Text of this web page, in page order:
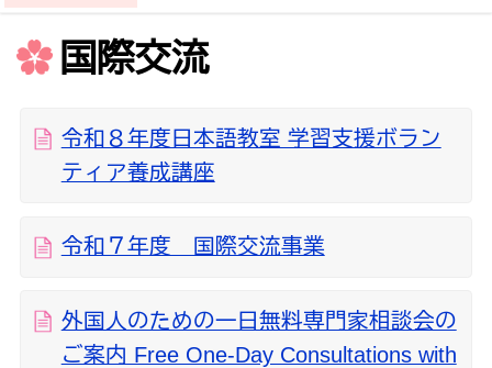
国際交流
令和８年度日本語教室 学習支援ボラン
ティア養成講座
令和７年度 国際交流事業
外国人のための一日無料専門家相談会の
ご案内 Free One-Day Consultations with